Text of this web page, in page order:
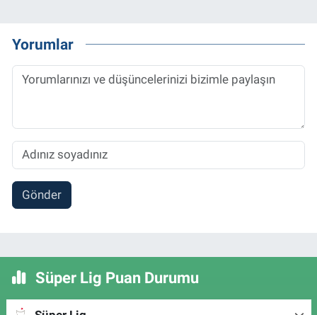
Yorumlar
Gönder
Süper Lig Puan Durumu